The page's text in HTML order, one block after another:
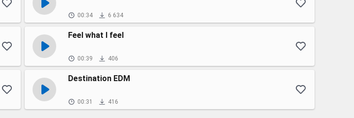
00:34 6 634
Feel what I feel
00:39 406
Destination EDM
00:31 416